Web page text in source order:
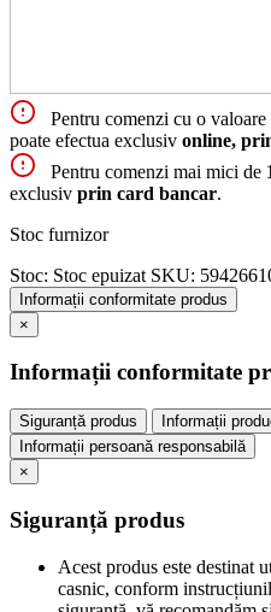
Pentru comenzi cu o valoare
poate efectua exclusiv online,
Pentru comenzi mai mici de
exclusiv prin card bancar.
Stoc furnizor
Stoc: Stoc epuizat SKU:
Informații conformitate produs
×
Informații conformitate
Siguranță produs
Informații
Informații persoană responsabilă
×
Siguranță produs
Acest produs este destinat
casnic, conform